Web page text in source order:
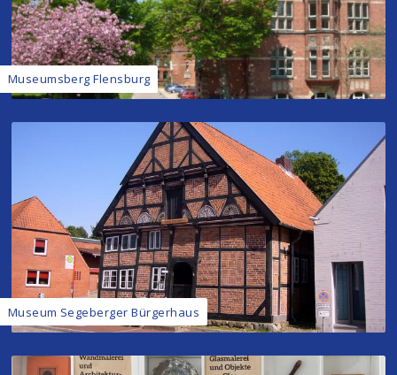
Museumsberg Flensburg
Museum Segeberger Bürgerhaus